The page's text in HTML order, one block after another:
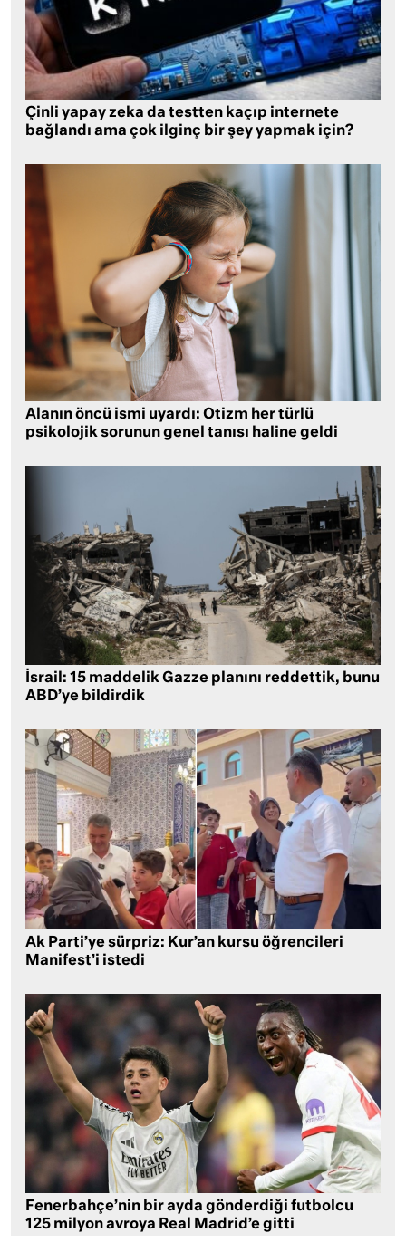
Çinli yapay zeka da testten kaçıp internete
bağlandı ama çok ilginç bir şey yapmak için?
Alanın öncü ismi uyardı: Otizm her türlü
psikolojik sorunun genel tanısı haline geldi
İsrail: 15 maddelik Gazze planını reddettik, bunu
ABD’ye bildirdik
Ak Parti’ye sürpriz: Kur’an kursu öğrencileri
Manifest’i istedi
Fenerbahçe’nin bir ayda gönderdiği futbolcu
125 milyon avroya Real Madrid’e gitti